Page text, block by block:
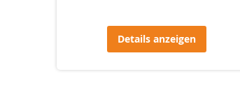
Details anzeigen